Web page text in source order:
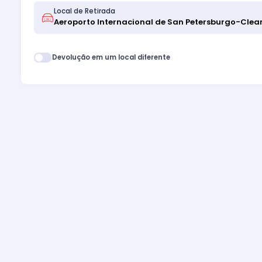
Local de Retirada
Devolução em um local diferente